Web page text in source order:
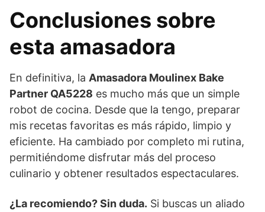
Conclusiones sobre
esta amasadora
En definitiva, la Amasadora Moulinex Bake
Partner QA5228 es mucho más que un simple
robot de cocina. Desde que la tengo, preparar
mis recetas favoritas es más rápido, limpio y
eficiente. Ha cambiado por completo mi rutina,
permitiéndome disfrutar más del proceso
culinario y obtener resultados espectaculares.
¿La recomiendo? Sin duda. Si buscas un aliado